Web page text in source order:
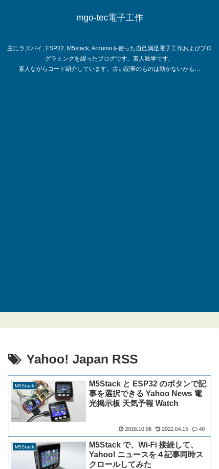
mgo-tec電子工作
主にラズパイ, ESP32, M5stack, Arduinoを使った自己満足電子工作およびプロ
グラミングを綴ったブログです。素人独学です。
Yahoo! Japan RSS
M5Stack
M5Stack と ESP32 のボタンで記
事を選択できる Yahoo News 電
光掲示板 天気予報 Watch
2018.10.08 2022.04.15 40
M5Stack
M5Stack で、Wi-Fi 接続して、
Yahoo! ニュースを４記事同時ス
クロールしてみた